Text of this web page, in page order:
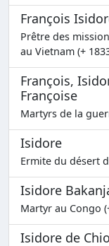
François
Prêtre des
au Vietnam (+
François,
Françoise
Martyrs de la
Isidore
Ermite du désert
Isidore
Martyr au Congo
Isidore de Chio